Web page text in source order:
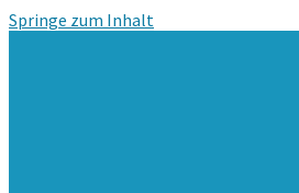
Springe zum Inhalt